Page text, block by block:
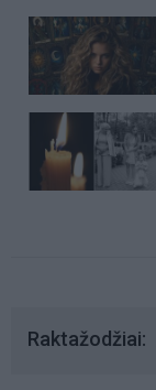
Raktažodžiai